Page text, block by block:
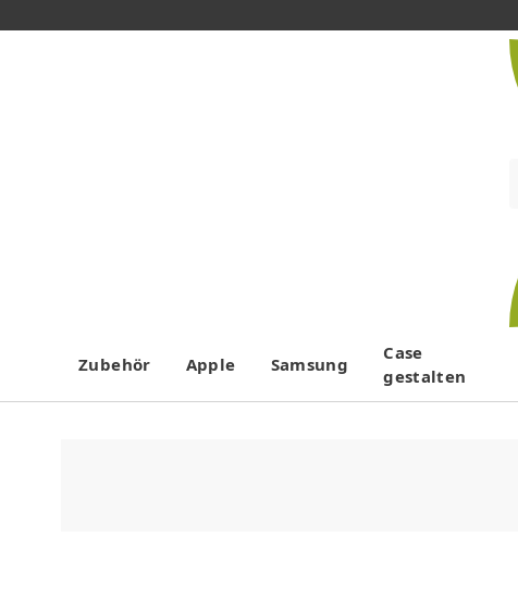
Zubehör Apple Samsung
Case
gestalten